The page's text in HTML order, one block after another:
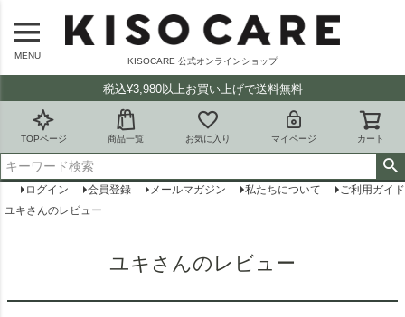
MENU
KISOCARE 公式オンラインショップ
税込¥3,980以上お買い上げで送料無料
TOPページ 商品一覧 お気に入り マイページ カート
ログイン 会員登録 メールマガジン 私たちについて
ご利用ガイド
ユキさんのレビュー
ユキさんのレビュー